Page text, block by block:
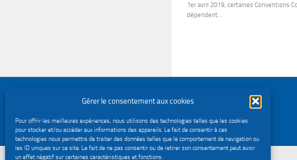
Gérer le consentement aux cookies
Pour offrir les meilleures expériences, nous utilisons des technologies telles que les cookies
pour stocker et/ou accéder aux informations des appareils. Le fait de consentir à ces
technologies nous permettra de traiter des données telles que le comportement de navigation ou
les ID uniques sur ce site. Le fait de ne pas consentir ou de retirer son consentement peut avoir
un effet négatif sur certaines caractéristiques et fonctions.
1er avril 2019, certaines Conventions
dépendent...
Fièrement propulsé par - Conçu par Thème Hueman